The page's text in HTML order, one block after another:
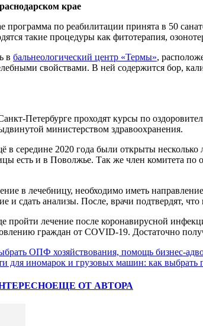
крае
программа по реабилитации принята в 50
такие процедуры как фитотерапия,
в бальнеологический центр «Термы»,
свойствами. В ней содержится бор,
Петербурге проходят курсы по
министерством здравоохранения.
в середине 2020 года были открыты
есть и в Поволжье. Так же член комитета по
в лечебницу, необходимо иметь
и сдать анализы. После, врачи подтвердят,
пройти лечение после коронавирусной
граждан от COVID-19. Достаточно
ОПФ хозяйствования, помощь бизнес-
для иномарок и грузовых машин: как выбрать
ЕЩЕ ОТ АВТОРА